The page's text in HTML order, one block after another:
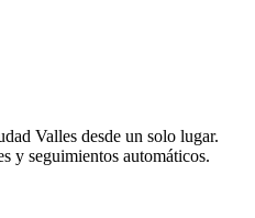
Valles desde un solo lugar.
y seguimientos automáticos.